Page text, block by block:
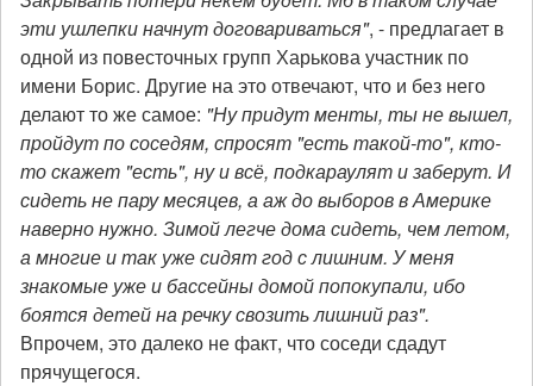
эти ушлепки начнут договариваться", - предлагает в
одной из повесточных групп Харькова участник по
имени Борис. Другие на это отвечают, что и без него
делают то же самое: "Ну придут менты, ты не вышел,
пройдут по соседям, спросят "есть такой-то", кто-
то скажет "есть", ну и всё, подкараулят и заберут. И
сидеть не пару месяцев, а аж до выборов в Америке
наверно нужно. Зимой легче дома сидеть, чем летом,
а многие и так уже сидят год с лишним. У меня
знакомые уже и бассейны домой попокупали, ибо
боятся детей на речку свозить лишний раз".
Впрочем, это далеко не факт, что соседи сдадут
прячущегося.